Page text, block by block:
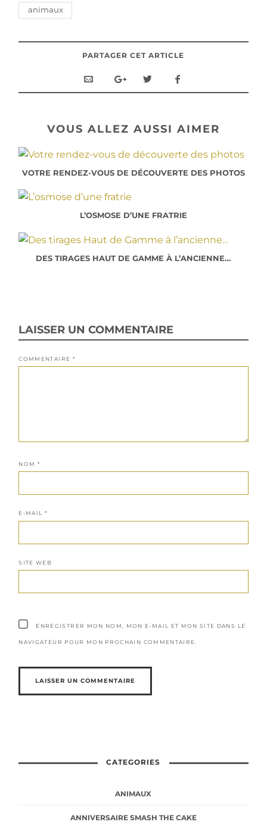
animaux
PARTAGER CET ARTICLE
VOUS ALLEZ AUSSI AIMER
VOTRE RENDEZ-VOUS DE DÉCOUVERTE DES PHOTOS
L’OSMOSE D’UNE FRATRIE
DES TIRAGES HAUT DE GAMME À L’ANCIENNE…
LAISSER UN COMMENTAIRE
COMMENTAIRE *
NOM *
E-MAIL *
SITE WEB
ENREGISTRER MON NOM, MON E-MAIL ET MON SITE DANS LE
NAVIGATEUR POUR MON PROCHAIN COMMENTAIRE.
CATEGORIES
ANIMAUX
ANNIVERSAIRE SMASH THE CAKE